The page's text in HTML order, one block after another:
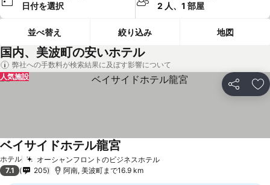
日付を選択 2 人、1 部屋
並べ替え 絞り込み 地図
国内、美波町の安いホテル
弊社への手数料が検索結果に及ぼす影響について
シェア お
人気施設
ホテル オーシャンフロントのビジネスホテル
ベイサイドホテル龍宮
7.1 205 阿南, 美波町まで16.9 km